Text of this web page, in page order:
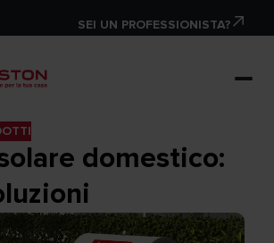
SEI UN PROFESSIONISTA?
domestico: